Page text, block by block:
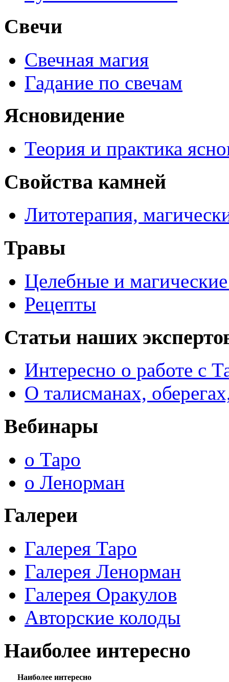
Свечи
Свечная магия
Гадание по свечам
Ясновидение
Теория и практика
Свойства камней
Литотерапия,
Травы
Целебные и магические
Рецепты
Статьи наших
Интересно о работе с
О талисманах,
Вебинары
о Таро
о Ленорман
Галереи
Галерея Таро
Галерея Ленорман
Галерея Оракулов
Авторские колоды
Наиболее интересно
Наиболее интересно